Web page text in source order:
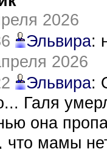
2026
Эльвира:
2026
Эльвира:
Галя
она
что мамы